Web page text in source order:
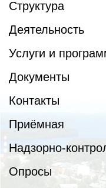
Структура
Деятельность
Услуги и
Документы
Контакты
Приёмная
Надзорно-
Опросы